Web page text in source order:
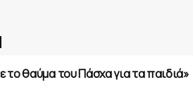
το θαύμα του Πάσχα για τα παιδιά»